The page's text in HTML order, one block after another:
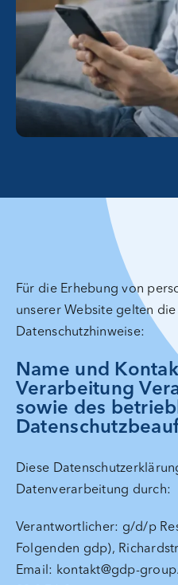
Für die Erhebung von
unserer Website gelten
Datenschutzhinweise:
Name und
Verarbeitung
sowie des
Diese
Datenverarbeitung durch:
Verantwortlicher: g/d/p
Folgenden gdp),
Email: kontakt@gdp-